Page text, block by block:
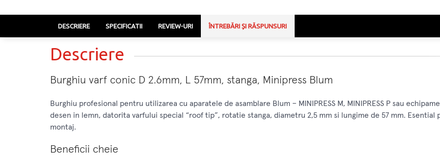
DESCRIERE SPECIFICATII REVIEW-URI ÎNTREBĂRI ȘI RĂSPUNSURI
Descriere
Burghiu varf conic D 2.6mm, L 57mm, stanga, Minipress Blum
Burghiu profesional pentru utilizarea cu aparatele de asamblare Blum – MINIPRESS M, MINIPRESS P sau
desen in lemn, datorita varfului special “roof tip”, rotatie stanga, diametru 2,5 mm si lungime de 57 mm.
montaj.
Beneficii cheie